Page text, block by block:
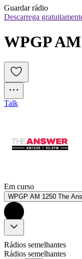
Guardar rádio
Descarrega
WPGP
Talk
Em curso
WPGP AM 1250 The
Rádios semelhantes
Rádios semelhantes